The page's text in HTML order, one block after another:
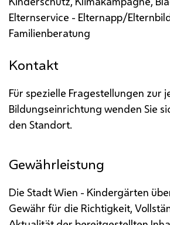
Elternservice - Elternapp/
Familienberatung
Kontakt
Für spezielle Fragestellungen zur
Bildungseinrichtung wenden Sie
den Standort.
Gewährleistung
Die Stadt Wien - Kindergärten
Gewähr für die Richtigkeit,